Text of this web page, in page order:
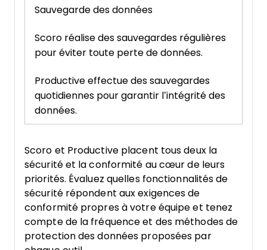
Sauvegarde des données
Scoro réalise des sauvegardes régulières
pour éviter toute perte de données.
Productive effectue des sauvegardes
quotidiennes pour garantir l’intégrité des
données.
Scoro et Productive placent tous deux la
sécurité et la conformité au cœur de leurs
priorités. Évaluez quelles fonctionnalités de
sécurité répondent aux exigences de
conformité propres à votre équipe et tenez
compte de la fréquence et des méthodes de
protection des données proposées par